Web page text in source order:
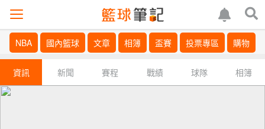
NBA 國內籃球 文章 相簿 盃賽 投票專區 購物
資訊 新聞 賽程 戰績 球隊 相簿